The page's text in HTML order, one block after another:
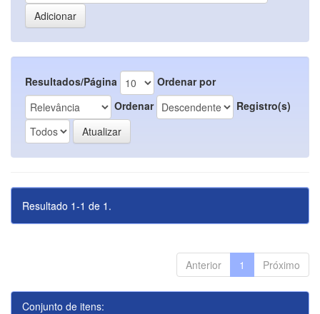
Resultados/Página
Ordenar por
Ordenar
Registro(s)
Resultado 1-1 de 1.
Anterior 1 Próximo
Conjunto de itens: